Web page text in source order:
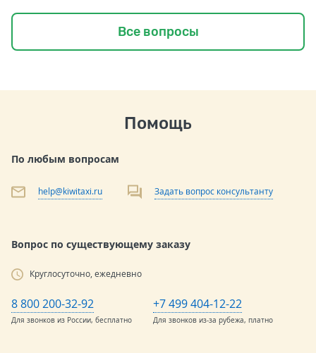
Все вопросы
Помощь
По любым вопросам
help@kiwitaxi.ru Задать вопрос консультанту
Вопрос по существующему заказу
Круглосуточно, ежедневно
8 800 200-32-92
Для звонков из России, бесплатно
+7 499 404-12-22
Для звонков из-за рубежа, платно